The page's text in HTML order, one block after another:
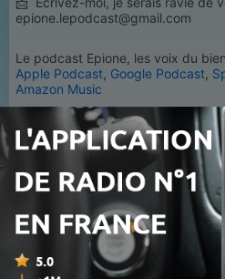
epione.lepodcast@gmail.com
Le podcast Epione, les voix du
Apple Podcast, Google Podcast,
Amazon Music
Hébergé par Acast. Visitez
d'informations.